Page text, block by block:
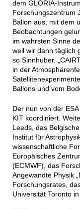
dem GLORIA-
Forschungszentrum
Ballon aus, mit dem
Beobachtungen
im wahrsten Sinne
weil wir dann täglich
so Sinnhuber.
in der
Ballons und vom
Der nun von der
KIT koordiniert.
Leeds, das
Institut für
wissenschaftliche
Europäisches
(ECMWF), das
Angewandte Physik
Forschungsrates,
Universität Toronto in